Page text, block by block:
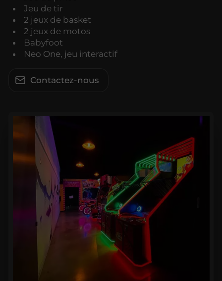
Jeu de tir
2 jeux de basket
2 jeux de motos
Babyfoot
Neo One, jeu interactif
Contactez-nous